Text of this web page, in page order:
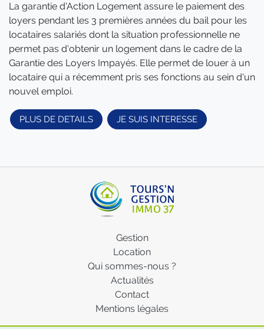
La garantie d'Action Logement assure le paiement des
loyers pendant les 3 premières années du bail pour les
locataires salariés dont la situation professionnelle ne
permet pas d'obtenir un logement dans le cadre de la
Garantie des Loyers Impayés. Elle permet de louer à un
locataire qui a récemment pris ses fonctions au sein d'un
nouvel emploi.
PLUS DE DETAILS JE SUIS INTERESSE
Gestion
Location
Qui sommes-nous ?
Actualités
Contact
Mentions légales